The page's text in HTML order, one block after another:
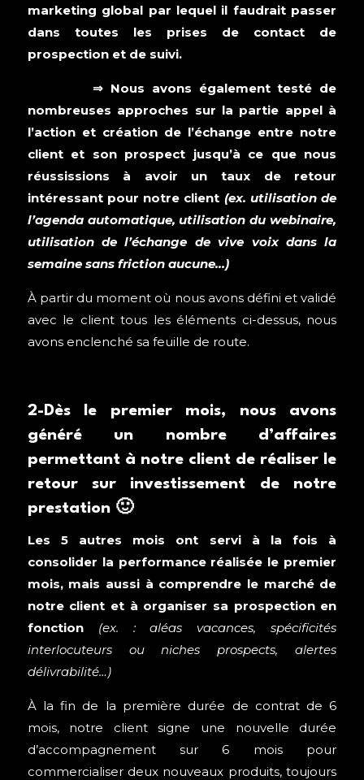
marketing global par lequel il faudrait passer
dans toutes les prises de contact de
prospection et de suivi.
⇒ Nous avons également testé de
nombreuses approches sur la partie appel à
l’action et création de l’échange entre notre
client et son prospect jusqu’à ce que nous
réussissions à avoir un taux de retour
intéressant pour notre client (ex. utilisation de
l’agenda automatique, utilisation du webinaire,
utilisation de l’échange de vive voix dans la
semaine sans friction aucune…)
À partir du moment où nous avons défini et validé
avec le client tous les éléments ci-dessus, nous
avons enclenché sa feuille de route.
2-Dès le premier mois, nous avons
généré un nombre d’affaires
permettant à notre client de réaliser le
retour sur investissement de notre
prestation 🙂
Les 5 autres mois ont servi à la fois à
consolider la performance réalisée le premier
mois, mais aussi à comprendre le marché de
notre client et à organiser sa prospection en
fonction (ex. : aléas vacances, spécificités
interlocuteurs ou niches prospects, alertes
délivrabilité…)
À la fin de la première durée de contrat de 6
mois, notre client signe une nouvelle durée
d’accompagnement sur 6 mois pour
commercialiser deux nouveaux produits, toujours